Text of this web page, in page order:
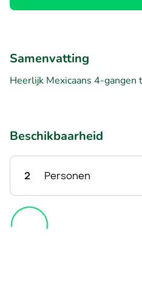
Samenvatting
Heerlijk Mexicaans 4-
Beschikbaarheid
2 Personen